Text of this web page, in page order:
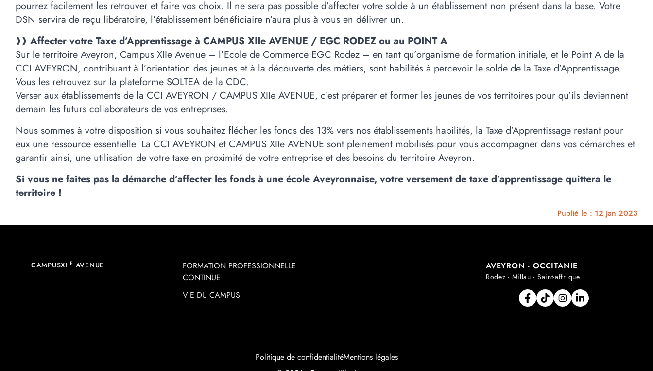
pourrez facilement les retrouver et faire vos choix. Il ne sera pas possible d’affecter votre solde à un établissement non présent dans la base. Votre
DSN servira de reçu libératoire, l’établissement bénéficiaire n’aura plus à vous en délivrer un.
❱❱ Affecter votre Taxe d’Apprentissage à CAMPUS XIIe AVENUE / EGC RODEZ ou au POINT A
Sur le territoire Aveyron, Campus XIIe Avenue – l’Ecole de Commerce EGC Rodez – en tant qu’organisme de formation initiale, et le Point A de la
CCI AVEYRON, contribuant à l’orientation des jeunes et à la découverte des métiers, sont habilités à percevoir le solde de la Taxe d’Apprentissage.
Vous les retrouvez sur la plateforme SOLTEA de la CDC.
Verser aux établissements de la CCI AVEYRON / CAMPUS XIIe AVENUE, c’est préparer et former les jeunes de vos territoires pour qu’ils deviennent
demain les futurs collaborateurs de vos entreprises.
Nous sommes à votre disposition si vous souhaitez flécher les fonds des 13% vers nos établissements habilités, la Taxe d’Apprentissage restant pour
eux une ressource essentielle. La CCI AVEYRON et CAMPUS XIIe AVENUE sont pleinement mobilisés pour vous accompagner dans vos démarches et
garantir ainsi, une utilisation de votre taxe en proximité de votre entreprise et des besoins du territoire Aveyron.
Si vous ne faites pas la démarche d’affecter les fonds à une école Aveyronnaise, votre versement de taxe d’apprentissage quittera le
territoire !
Publié le : 12 Jan 2023
CAMPUSXIIE AVENUE
FORMATION PROFESSIONNELLE
CONTINUE
VIE DU CAMPUS
AVEYRON - OCCITANIE
Rodez - Millau - Saint-affrique
Facebook
Tiktok Instagram
Linkedin
Politique de confidentialitéMentions légales